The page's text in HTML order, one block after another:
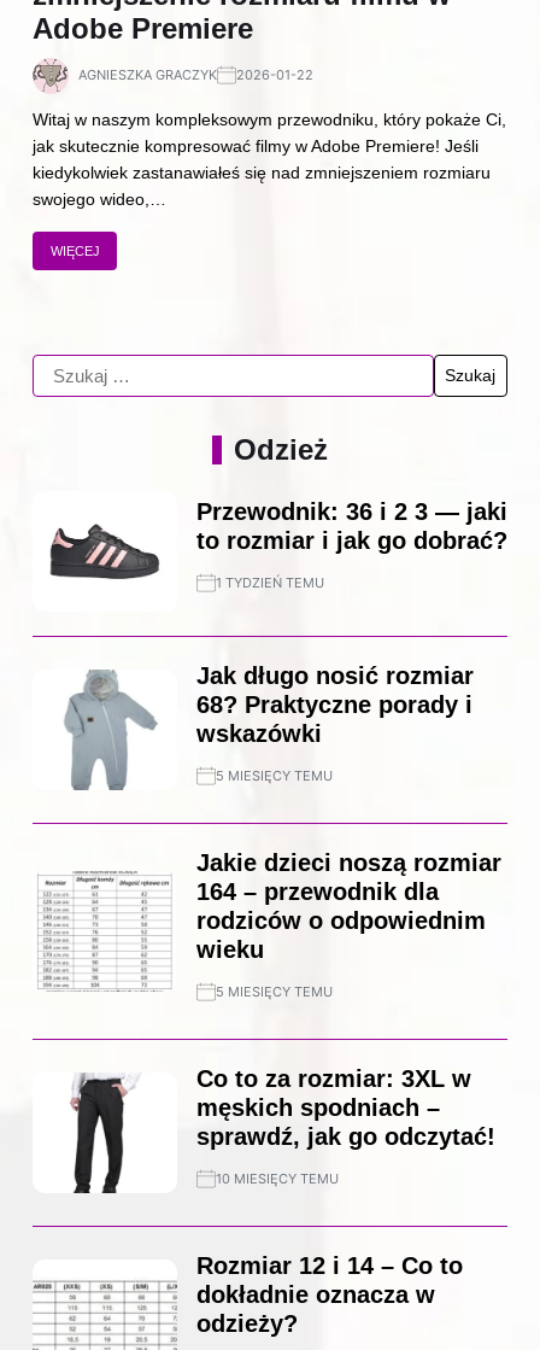
Adobe Premiere
AGNIESZKA GRACZYK 2026-01-22
Witaj w naszym kompleksowym przewodniku, który pokaże Ci,
jak skutecznie kompresować filmy w Adobe Premiere! Jeśli
kiedykolwiek zastanawiałeś się nad zmniejszeniem rozmiaru
swojego wideo,…
WIĘCEJ
Odzież
Przewodnik: 36 i 2 3 — jaki
to rozmiar i jak go dobrać?
1 TYDZIEŃ TEMU
Jak długo nosić rozmiar
68? Praktyczne porady i
wskazówki
5 MIESIĘCY TEMU
Jakie dzieci noszą rozmiar
164 – przewodnik dla
rodziców o odpowiednim
wieku
5 MIESIĘCY TEMU
Co to za rozmiar: 3XL w
męskich spodniach –
sprawdź, jak go odczytać!
10 MIESIĘCY TEMU
Rozmiar 12 i 14 – Co to
dokładnie oznacza w
odzieży?